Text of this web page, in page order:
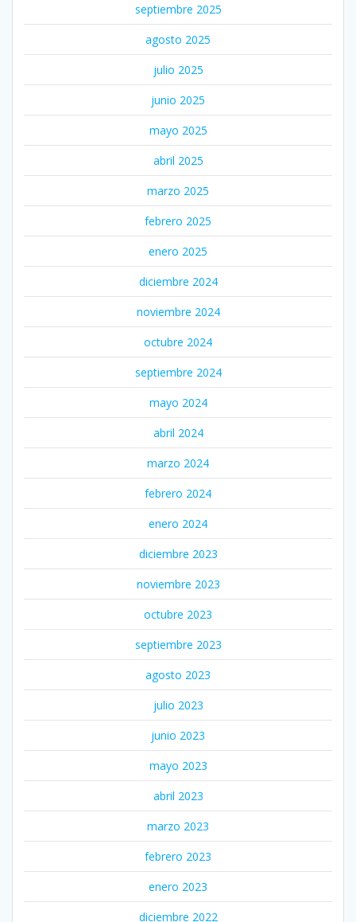
septiembre 2025
agosto 2025
julio 2025
junio 2025
mayo 2025
abril 2025
marzo 2025
febrero 2025
enero 2025
diciembre 2024
noviembre 2024
octubre 2024
septiembre 2024
mayo 2024
abril 2024
marzo 2024
febrero 2024
enero 2024
diciembre 2023
noviembre 2023
octubre 2023
septiembre 2023
agosto 2023
julio 2023
junio 2023
mayo 2023
abril 2023
marzo 2023
febrero 2023
enero 2023
diciembre 2022